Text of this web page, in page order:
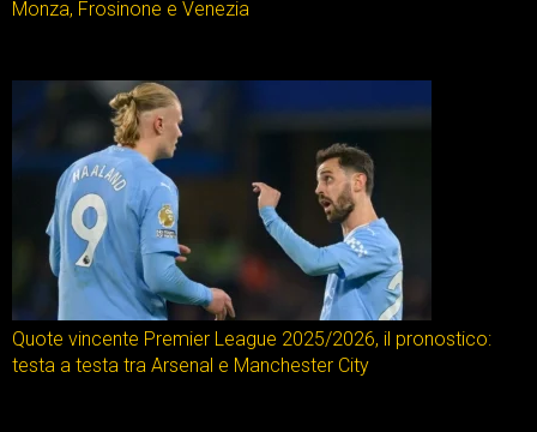
Monza, Frosinone e Venezia
Quote vincente Premier League 2025/2026, il pronostico:
testa a testa tra Arsenal e Manchester City